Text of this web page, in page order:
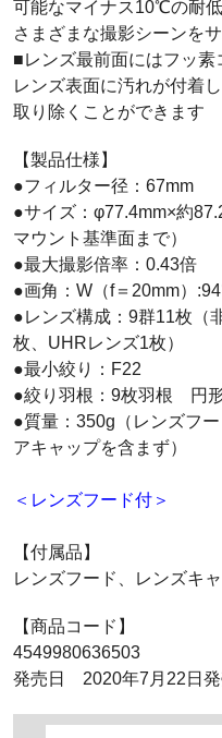
可能なマイナス10℃の耐
さまざまな撮影シーンを
■レンズ最前面にはフッ素
レンズ表面に汚れが付着
取り除くことができます
【製品仕様】
●フィルター径：67mm
●サイズ：φ77.4mm×約
マウント基準面まで）
●最大撮影倍率：0.43倍
●画角：W（f＝20mm）
●レンズ構成：9群11枚（
枚、UHRレンズ1枚）
●最小絞り：F22
●絞り羽根：9枚羽根 円
●質量：350g（レンズフ
アキャップを含まず）
＜レンズフード付＞
【付属品】
レンズフード、レンズキ
【商品コード】
4549980636503
発売日 2020年7月22日発